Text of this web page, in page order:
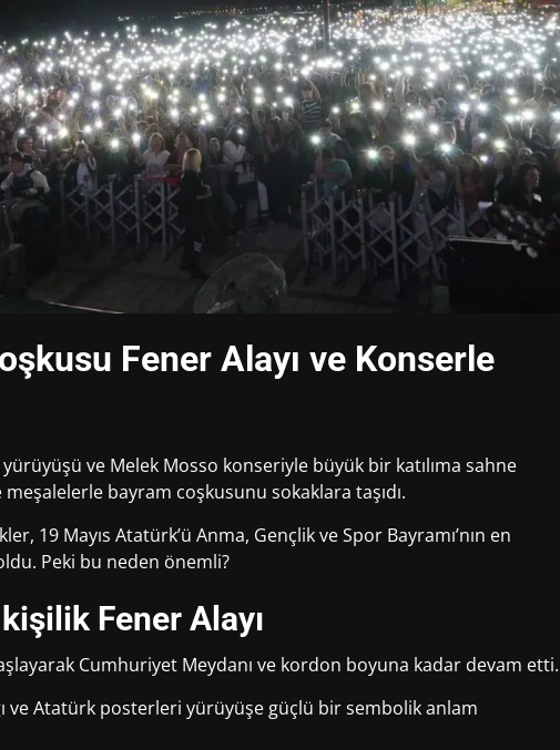
Fener Alayı ve Konserle
yürüyüşü ve Melek Mosso konseriyle büyük bir katılıma sahne
bayram coşkusunu sokaklara taşıdı.
19 Mayıs Atatürk’ü Anma, Gençlik ve Spor Bayramı’nın en
Peki bu neden önemli?
Fener Alayı
Cumhuriyet Meydanı ve kordon boyuna kadar devam etti.
ve Atatürk posterleri yürüyüşe güçlü bir sembolik anlam